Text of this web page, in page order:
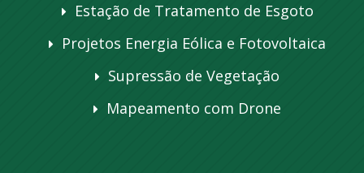
Estação de Tratamento de Esgoto
Projetos Energia Eólica e Fotovoltaica
Supressão de Vegetação
Mapeamento com Drone